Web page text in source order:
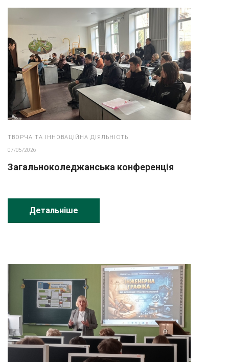
ТВОРЧА ТА ІННОВАЦІЙНА ДІЯЛЬНІСТЬ
07/05/2026
Загальноколеджанська конференція
Детальніше